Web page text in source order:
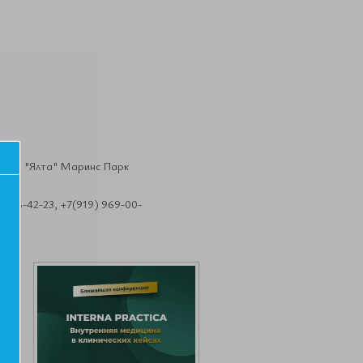
зал "Ялта" Маринс Парк
42-23, +7(919) 969-00-